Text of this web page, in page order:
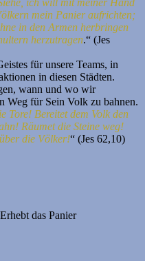
mein Panier aufrichten;
in den Armen herbringen
herzutragen.“ (Jes
für unsere Teams, in
in diesen Städten.
wann und wo wir
Weg für Sein Volk zu bahnen.
Tore! Bereitet dem Volk den
Räumet die Steine weg!
die Völker!“ (Jes 62,10)
das Panier